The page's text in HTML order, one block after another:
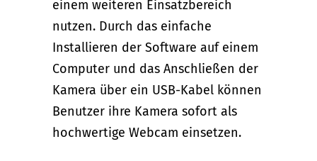
einem weiteren Einsatzbereich
nutzen. Durch das einfache
Installieren der Software auf einem
Computer und das Anschließen der
Kamera über ein USB-Kabel können
Benutzer ihre Kamera sofort als
hochwertige Webcam einsetzen.